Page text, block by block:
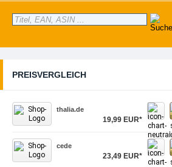
PREISVERGLEICH
thalia.de
19,99 EUR*
cede
23,49 EUR*